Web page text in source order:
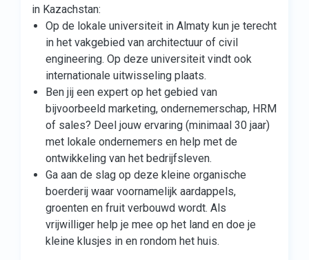
in Kazachstan:
Op de lokale universiteit in Almaty kun je terecht
in het vakgebied van architectuur of civil
engineering. Op deze universiteit vindt ook
internationale uitwisseling plaats.
Ben jij een expert op het gebied van
bijvoorbeeld marketing, ondernemerschap, HRM
of sales? Deel jouw ervaring (minimaal 30 jaar)
met lokale ondernemers en help met de
ontwikkeling van het bedrijfsleven.
Ga aan de slag op deze kleine organische
boerderij waar voornamelijk aardappels,
groenten en fruit verbouwd wordt. Als
vrijwilliger help je mee op het land en doe je
kleine klusjes in en rondom het huis.